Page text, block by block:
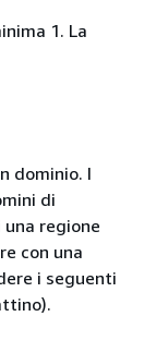
1. La
dominio. I
di
regione
con una
i seguenti